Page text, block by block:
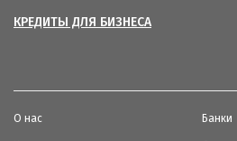
КРЕДИТЫ ДЛЯ БИЗНЕСА
О нас Банки